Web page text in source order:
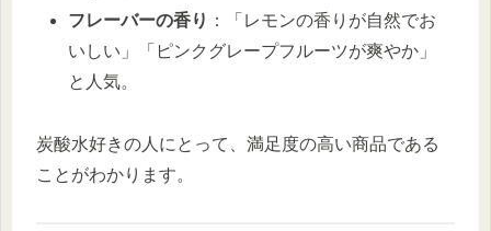
フレーバーの香り ：「レモンの香りが自然でお
いしい」「ピンクグレープフルーツが爽やか」
と人気。
炭酸水好きの人にとって、満足度の高い商品である
ことがわかります。